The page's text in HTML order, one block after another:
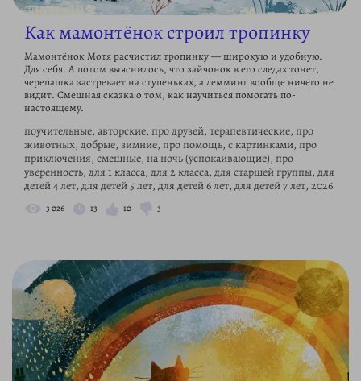
Как мамонтёнок строил тропинку
Мамонтёнок Мотя расчистил тропинку — широкую и удобную.
Для себя. А потом выяснилось, что зайчонок в его следах тонет,
черепашка застревает на ступеньках, а лемминг вообще ничего не
видит. Смешная сказка о том, как научиться помогать по-
настоящему.
поучительные, авторские, про друзей, терапевтические, про
животных, добрые, зимние, про помощь, с картинками, про
приключения, смешные, на ночь (успокаивающие), про
уверенность, для 1 класса, для 2 класса, для старшей группы, для
детей 4 лет, для детей 5 лет, для детей 6 лет, для детей 7 лет, 2026
3 026 13 10 3